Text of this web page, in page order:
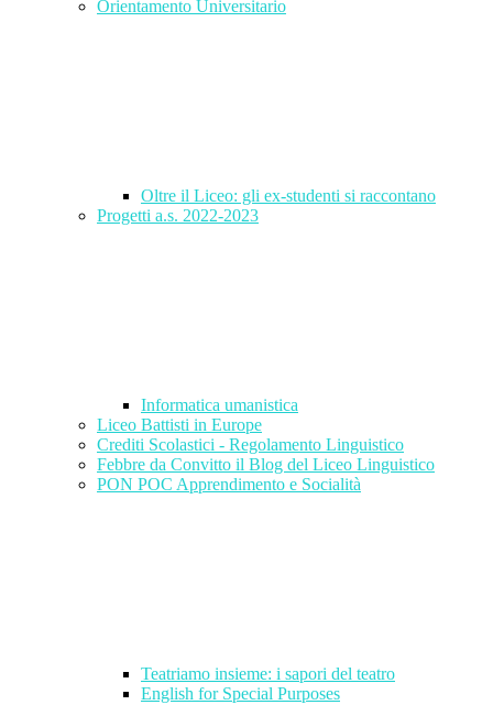
Orientamento Universitario
Oltre il Liceo: gli ex-studenti si raccontano
Progetti a.s. 2022-2023
Informatica umanistica
Liceo Battisti in Europe
Crediti Scolastici - Regolamento Linguistico
Febbre da Convitto il Blog del Liceo Linguistico
PON POC Apprendimento e Socialità
Teatriamo insieme: i sapori del teatro
English for Special Purposes